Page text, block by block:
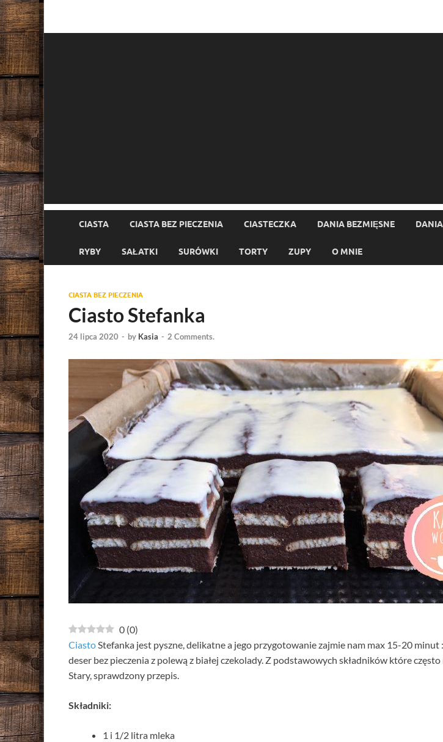
CIASTA CIASTA BEZ PIECZENIA CIASTECZKA DANIA BEZMIĘSNE
RYBY SAŁATKI SURÓWKI TORTY ZUPY O MNIE
CIASTA BEZ PIECZENIA
Ciasto Stefanka
24 lipca 2020 - by Kasia - 2 Comments.
0 (0)
CiastoStefanka jest pyszne, delikatne a jego przygotowanie zajmie nam max 15-20 minut
deser bez pieczenia z polewą z białej czekolady. Z podstawowych składników które
Stary, sprawdzony przepis.
Składniki:
1 i 1/2 litra mleka